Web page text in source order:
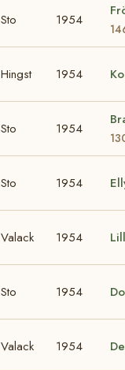
Sto 1954
Hingst 1954
Sto 1954
Sto 1954
Valack 1954
Sto 1954
Valack 1954